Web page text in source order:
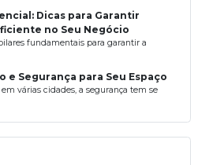
Dicas para Garantir
no Seu Negócio
fundamentais para garantir a
e Segurança para Seu Espaço
várias cidades, a segurança tem se